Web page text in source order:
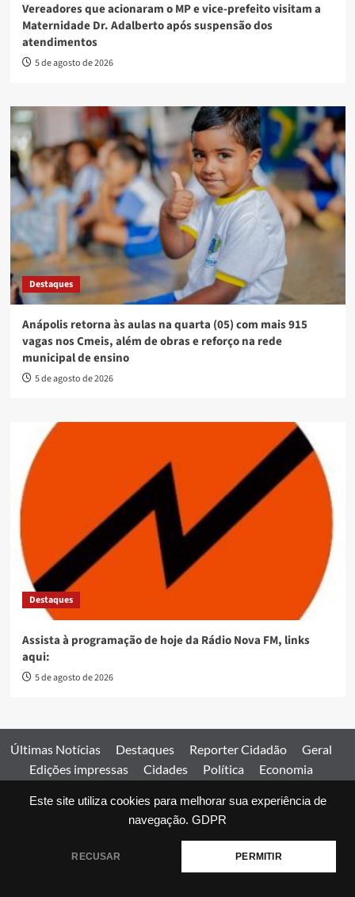
Este site utiliza cookies para melhorar sua experiência de
navegação. GDPR
RECUSAR PERMITIR
Vereadores que acionaram o MP e vice-prefeito visitam a
Maternidade Dr. Adalberto após suspensão dos
atendimentos
5 de agosto de 2026
Destaques
Anápolis retorna às aulas na quarta (05) com mais 915
vagas nos Cmeis, além de obras e reforço na rede
municipal de ensino
5 de agosto de 2026
Destaques
Assista à programação de hoje da Rádio Nova FM, links
aqui:
5 de agosto de 2026
Últimas Notícias Destaques Reporter Cidadão
Geral
Edições impressas
Cidades Política
Economia
Comercial
Edições impressas Expediente Home
© 2026 Jornal Estado de Goiás. Todos os direitos reservados.
by AF themes.